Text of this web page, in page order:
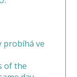
probíhá ve
of the